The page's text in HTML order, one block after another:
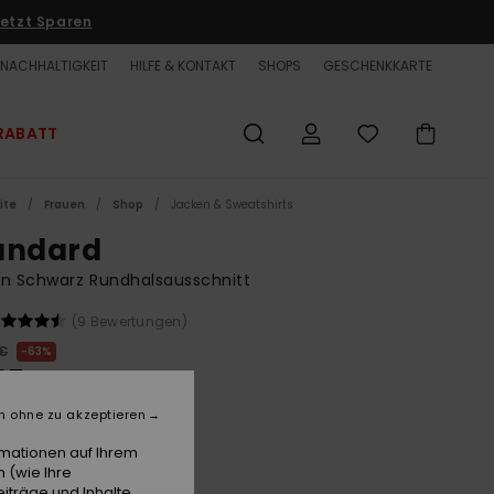
Sparen
NACHHALTIGKEIT HILFE & KONTAKT SHOPS GESCHENKKARTE
Frauen Shop Jacken & Sweatshirts
Schwarz Rundhalsausschnitt
(9 Bewertungen)
63%
€
auf Ihrem
(wie Ihre
ohne zu akzeptieren